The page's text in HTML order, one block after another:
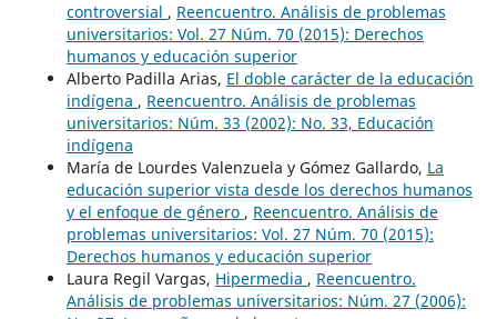
controversial , Reencuentro. Análisis de problemas
universitarios: Vol. 27 Núm. 70 (2015): Derechos
humanos y educación superior
Alberto Padilla Arias, El doble carácter de la educación
indígena , Reencuentro. Análisis de problemas
universitarios: Núm. 33 (2002): No. 33, Educación
indígena
María de Lourdes Valenzuela y Gómez Gallardo, La
educación superior vista desde los derechos humanos
y el enfoque de género , Reencuentro. Análisis de
problemas universitarios: Vol. 27 Núm. 70 (2015):
Derechos humanos y educación superior
Laura Regil Vargas, Hipermedia , Reencuentro.
Análisis de problemas universitarios: Núm. 27 (2006):